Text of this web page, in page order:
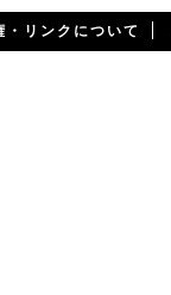
リンクについて